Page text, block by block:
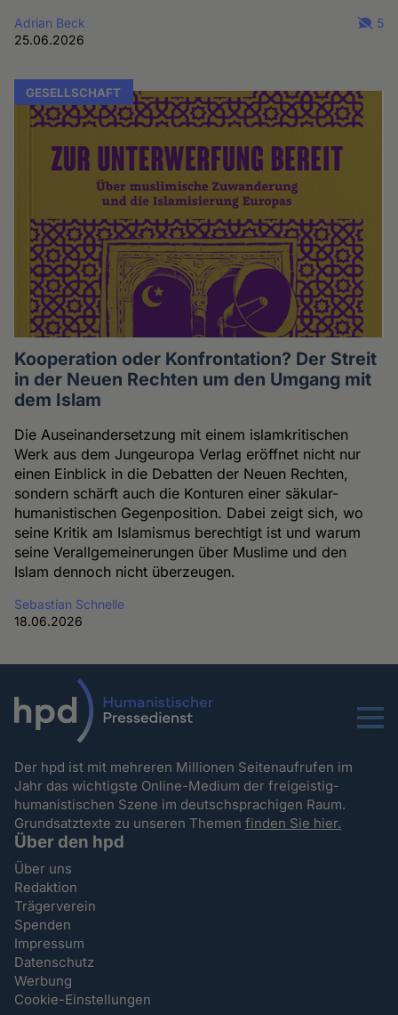
Adrian Beck
25.06.2026
5
GESELLSCHAFT
Kooperation oder Konfrontation? Der Streit
in der Neuen Rechten um den Umgang mit
dem Islam
Die Auseinandersetzung mit einem islamkritischen
Werk aus dem Jungeuropa Verlag eröffnet nicht nur
einen Einblick in die Debatten der Neuen Rechten,
sondern schärft auch die Konturen einer säkular-
humanistischen Gegenposition. Dabei zeigt sich, wo
seine Kritik am Islamismus berechtigt ist und warum
seine Verallgemeinerungen über Muslime und den
Islam dennoch nicht überzeugen.
Sebastian Schnelle
18.06.2026
Menu
Der hpd ist mit mehreren Millionen Seitenaufrufen im
Jahr das wichtigste Online-Medium der freigeistig-
humanistischen Szene im deutschsprachigen Raum.
Grundsatztexte zu unseren Themenfinden Sie hier.
Über den hpd
Über uns
Redaktion
Trägerverein
Spenden
Impressum
Datenschutz
Werbung
Cookie-Einstellungen